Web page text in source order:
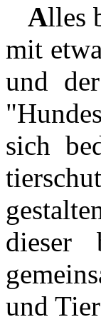
Alles
mit
und
sich
dieser
und